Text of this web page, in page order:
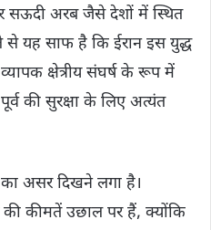
सऊदी अरब जैसे देशों में स्थित
से यह साफ है कि ईरान इस युद्ध
क्षेत्रीय संघर्ष के रूप में
की सुरक्षा के लिए अत्यंत
असर दिखने लगा है।
की कीमतें उछाल पर हैं, क्योंकि